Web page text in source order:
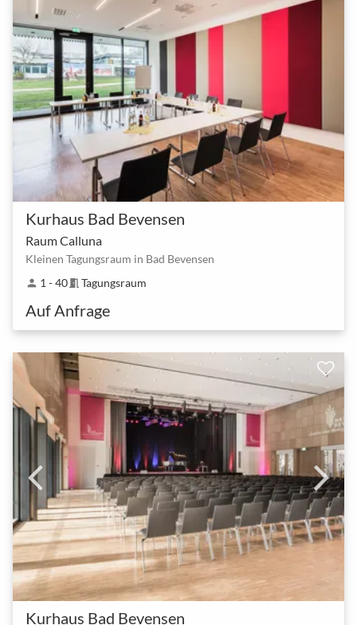
Kurhaus Bad Bevensen
Raum Calluna
Kleinen Tagungsraum in Bad Bevensen
person 1 - 40meeting_room Tagungsraum
Auf Anfrage
Kurhaus Bad Bevensen